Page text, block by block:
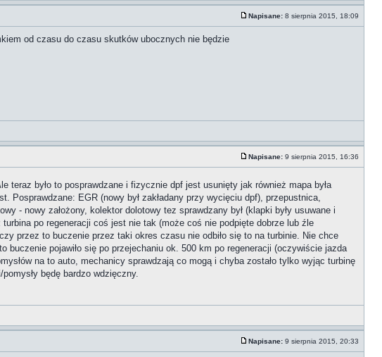
Napisane: 8 sierpnia 2015, 18:09
od czasu do czasu skutków ubocznych nie będzie
Napisane: 9 sierpnia 2015, 16:36
teraz było to posprawdzane i fizycznie dpf jest usunięty jak również mapa była
Posprawdzane: EGR (nowy był zakładany przy wycięciu dpf), przepustnica,
- nowy założony, kolektor dolotowy tez sprawdzany był (klapki były usuwane i
po regeneracji coś jest nie tak (może coś nie podpięte dobrze lub źle
przez to buczenie przez taki okres czasu nie odbiło się to na turbinie. Nie chce
pojawiło się po przejechaniu ok. 500 km po regeneracji (oczywiście jazda
na to auto, mechanicy sprawdzają co mogą i chyba zostało tylko wyjąc turbinę
będę bardzo wdzięczny.
Napisane: 9 sierpnia 2015, 20:33